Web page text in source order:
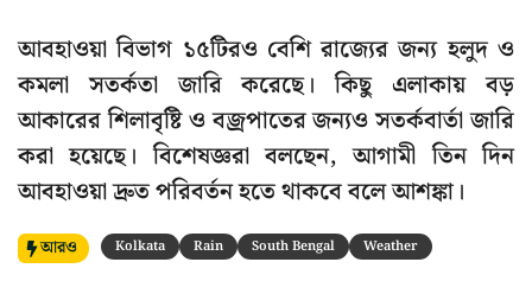
আবহাওয়া বিভাগ ১৫টিরও বেশি রাজ্যের জন্য হলুদ ও
কমলা সতর্কতা জারি করেছে। কিছু এলাকায় বড়
আকারের শিলাবৃষ্টি ও বজ্রপাতের জন্যও সতর্কবার্তা জারি
করা হয়েছে। বিশেষজ্ঞরা বলছেন, আগামী তিন দিন
আবহাওয়া দ্রুত পরিবর্তন হতে থাকবে বলে আশঙ্কা।
আরও Kolkata Rain South Bengal Weather